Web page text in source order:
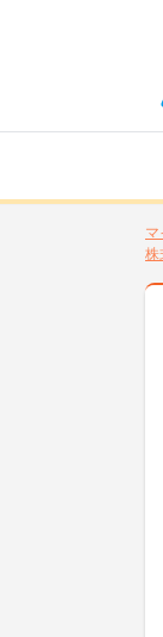
マ
株